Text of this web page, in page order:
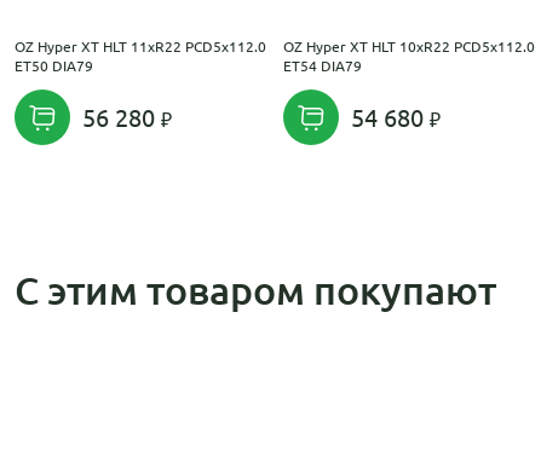
OZ Hyper XT HLT 11xR22 PCD5x112.0
ET50 DIA79
56 280
OZ Hyper XT HLT 10xR22 PCD5x112.0
ET54 DIA79
54 680
С этим товаром покупают